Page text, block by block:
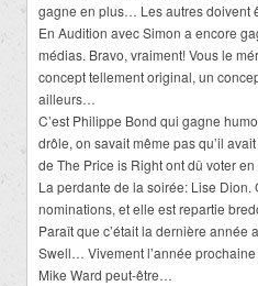
gagne en plus… Les autres doivent
En Audition avec Simon a encore
médias. Bravo, vraiment! Vous le
concept tellement original, un
ailleurs…
C’est Philippe Bond qui gagne
drôle, on savait même pas qu’il
de The Price is Right ont dû voter
La perdante de la soirée: Lise Dion.
nominations, et elle est repartie
Paraît que c’était la dernière année
Swell… Vivement l’année prochaine
Mike Ward peut-être…